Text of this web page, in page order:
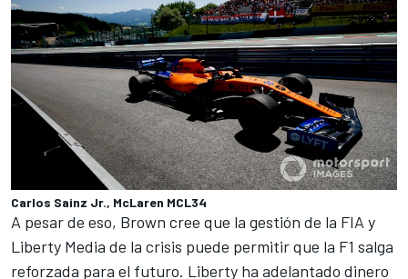
Carlos Sainz Jr., McLaren MCL34
A pesar de eso, Brown cree que la gestión de la FIA y
Liberty Media de la crisis puede permitir que la F1 salga
reforzada para el futuro. Liberty ha adelantado dinero